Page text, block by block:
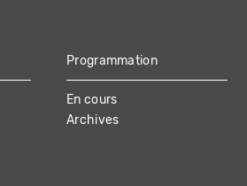
Programmation
En cours
Archives